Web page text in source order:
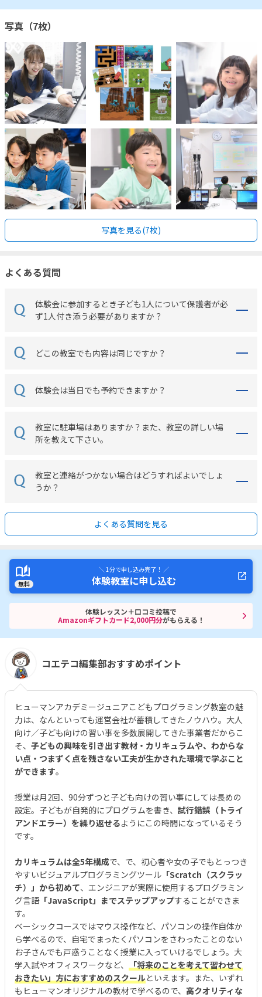
写真（7枚）
写真を見る(7枚)
よくある質問
体験会に参加するとき子ども1人について保護者が必
ず1人付き添う必要がありますか？
どこの教室でも内容は同じですか？
体験会は当日でも予約できますか？
教室に駐車場はありますか？また、教室の詳しい場
所を教えて下さい。
教室と連絡がつかない場合はどうすればよいでしょ
うか？
よくある質問を見る
無料
＼ 1分で申し込み完了！ ／
体験教室に申し込む
体験レッスン＋口コミ投稿で
Amazonギフトカード2,000円分がもらえる！
コエテコ編集部おすすめポイント
ヒューマンアカデミージュニアこどもプログラミング教室の魅
力は、なんといっても運営会社が蓄積してきたノウハウ。大人
向け／子ども向けの習い事を多数展開してきた事業者だからこ
そ、 子どもの興味を引き出す教材・カリキュラムや、わからな
い点・つまずく点を残さない工夫が生かされた環境で学ぶこと
ができます。
授業は月2回、90分ずつと子ども向けの習い事にしては長めの
設定。子どもが自発的にプログラムを書き、 試行錯誤（トライ
アンドエラー）を繰り返せるようにこの時間になっているそう
です。
カリキュラムは全5年構成で、で、初心者や女の子でもとっつき
やすいビジュアルプログラミングツール 「Scratch（スクラッ
チ）」から初めて、エンジニアが実際に使用するプログラミン
グ言語「JavaScript」までステップアップすることができま
す。
ベーシックコースではマウス操作など、パソコンの操作自体か
ら学べるので、自宅でまったくパソコンをさわったことのない
お子さんでも戸惑うことなく授業に入っていけるでしょう。大
学入試やオフィスワークなど、
「将来のことを考えて習わせて
おきたい」方におすすめのスクールといえます。また、いずれ
もヒューマンオリジナルの教材で学べるので、 高クオリティな